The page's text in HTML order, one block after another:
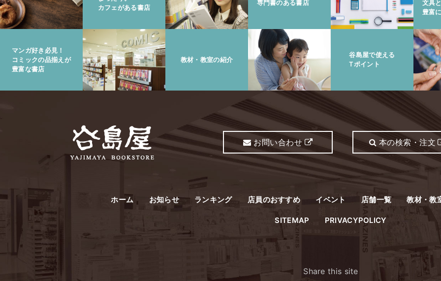
カフェがある書店
専門書のある書店
文具
豊富
マンガ好き必見！
コミックの品揃えが
豊富な書店
教材・教室の紹介
谷島屋で使える
Tポイント
お問い合わせ 本の検索・注文
ホーム お知らせ ランキング 店員のおすすめ イベント 店舗一覧 教材・教
SITEMAP PRIVACYPOLICY
Share this site